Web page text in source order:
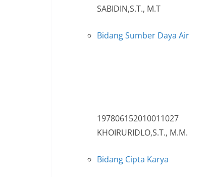
SABIDIN,S.T., M.T
Bidang Sumber Daya Air
197806152010011027
KHOIRURIDLO,S.T., M.M.
Bidang Cipta Karya